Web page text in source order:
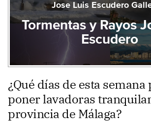
Jose Luis Escudero
Tormentas y Rayos
Escudero
¿Qué días de esta
poner lavadoras
provincia de Málaga?